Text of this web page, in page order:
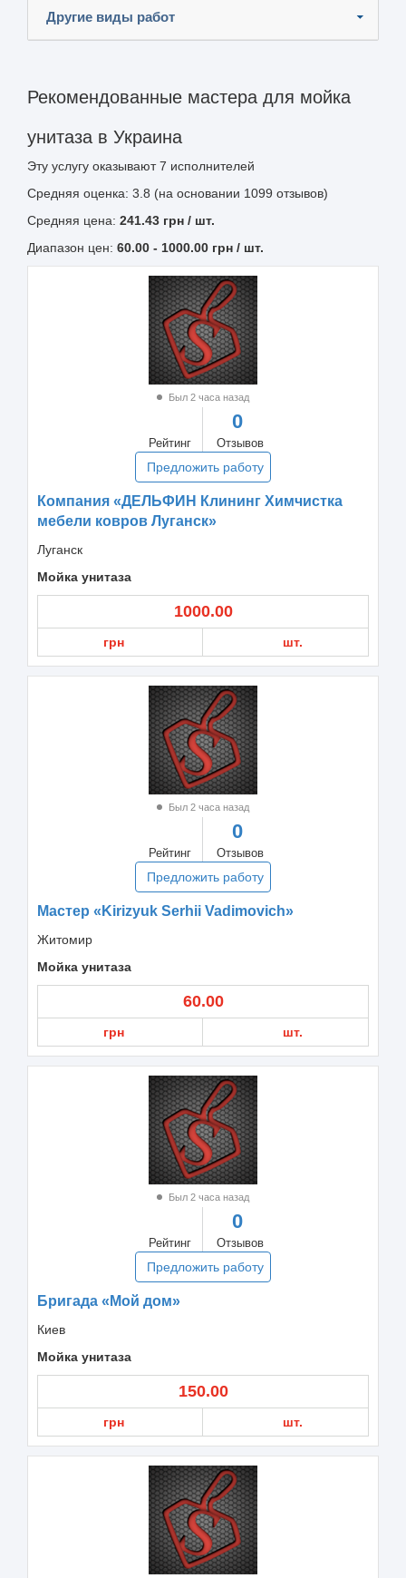
Другие виды работ
Рекомендованные мастера для мойка
унитаза в Украина
Эту услугу оказывают7 исполнителей
Средняя оценка: 3.8 (на основании 1099 отзывов)
Средняя цена: 241.43 грн / шт.
Диапазон цен: 60.00 - 1000.00 грн / шт.
Был 2 часа назад
Рейтинг
0
Отзывов
Предложить работу
Компания «ДЕЛЬФИН Клининг Химчистка
мебели ковров Луганск»
Луганск
Мойка унитаза
1000.00
грн шт.
Был 2 часа назад
Рейтинг
0
Отзывов
Предложить работу
Мастер «Kirizyuk Serhii Vadimovich»
Житомир
Мойка унитаза
60.00
грн шт.
Был 2 часа назад
Рейтинг
0
Отзывов
Предложить работу
Бригада «Мой дом»
Киев
Мойка унитаза
150.00
грн шт.